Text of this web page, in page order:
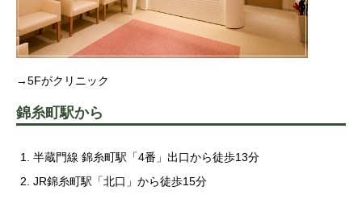
→5Fがクリニック
錦糸町駅から
半蔵門線 錦糸町駅「4番」出口から徒歩13分
JR錦糸町駅「北口」から徒歩15分